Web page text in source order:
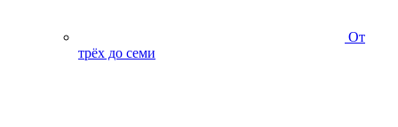
От
трёх до семи